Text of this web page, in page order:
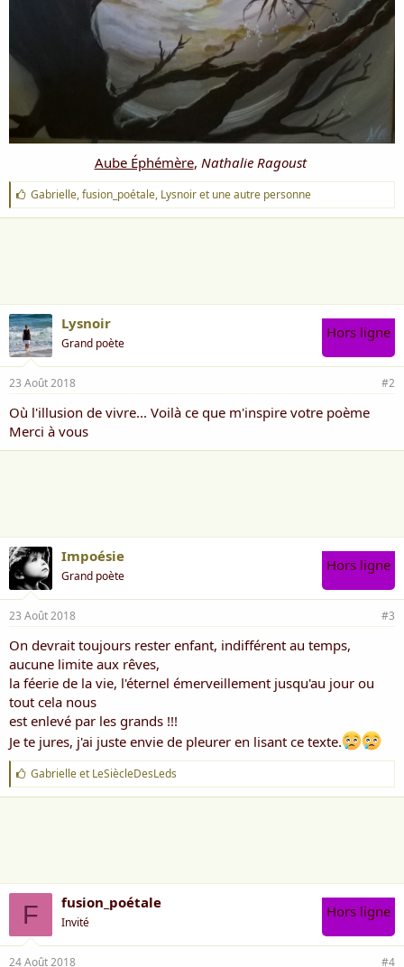
Aube Éphémère, Nathalie Ragoust
J
'
a
Gabrielle,fusion_poétale, Lysnoiret une autre personne
Lysnoir
Grand poète
Hors ligne
23 Août 2018 #2
Où l'illusion de vivre... Voilà ce que m'inspire votre poème
Merci à vous
Impoésie
Grand poète
Hors ligne
23 Août 2018 #3
On devrait toujours rester enfant, indifférent au temps,
aucune limite aux rêves,
la féerie de la vie, l'éternel émerveillement jusqu'au jour ou
tout cela nous
est enlevé par les grands !!!
Je te jures, j'ai juste envie de pleurer en lisant ce texte.
J
'
a
Gabrielleet LeSiècleDesLeds
F fusion_poétale
Invité
Hors ligne
24 Août 2018 #4